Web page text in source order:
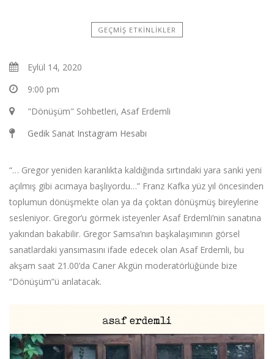
GEÇMIŞ ETKINLIKLER
Eylül 14, 2020
9:00 pm
"Dönüşüm" Sohbetleri, Asaf Erdemli
Gedik Sanat Instagram Hesabı
“… Gregor yeniden karanlıkta kaldığında sırtındaki yara sanki yeni
açılmış gibi acımaya başlıyordu…” Franz Kafka yüz yıl öncesinden
toplumun dönüşmekte olan ya da çoktan dönüşmüş bireylerine
sesleniyor. Gregor’u görmek isteyenler Asaf Erdemli’nin sanatına
yakından bakabilir. Gregor Samsa’nın başkalaşımının görsel
sanatlardaki yansımasını ifade edecek olan Asaf Erdemli, bu
akşam saat 21.00’da Caner Akgün moderatörlüğünde bize
“Dönüşüm”ü anlatacak.